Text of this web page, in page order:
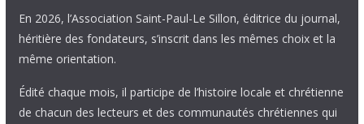
En 2026, l’Association Saint-Paul-Le Sillon, éditrice du journal,
héritière des fondateurs, s’inscrit dans les mêmes choix et la
même orientation.
Édité chaque mois, il participe de l’histoire locale et chrétienne
de chacun des lecteurs et des communautés chrétiennes qui